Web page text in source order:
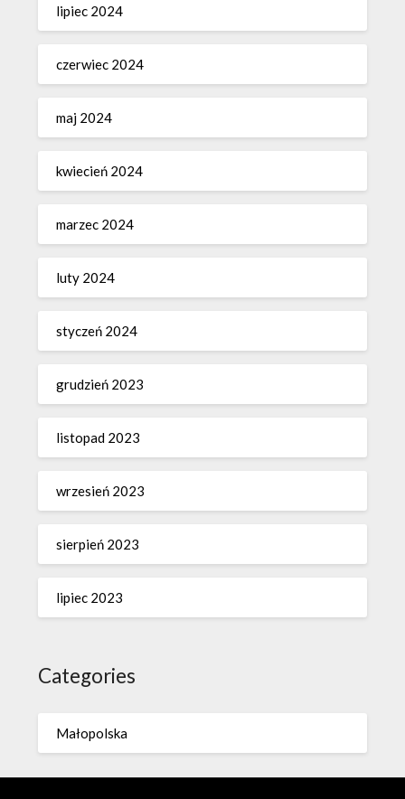
lipiec 2024
czerwiec 2024
maj 2024
kwiecień 2024
marzec 2024
luty 2024
styczeń 2024
grudzień 2023
listopad 2023
wrzesień 2023
sierpień 2023
lipiec 2023
Categories
Małopolska